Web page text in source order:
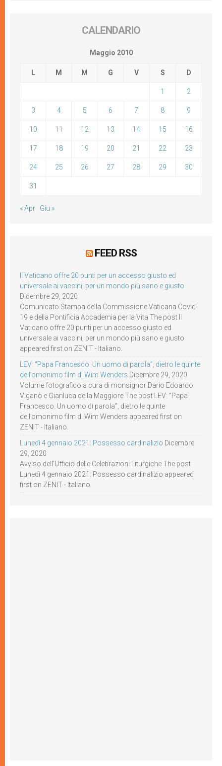
CALENDARIO
Maggio 2010
L M M G V S D
1 2
3 4 5 6 7 8 9
10 11 12 13 14 15 16
17 18 19 20 21 22 23
24 25 26 27 28 29 30
31
« Apr Giu »
FEED RSS
Il Vaticano offre 20 punti per un accesso giusto ed
universale ai vaccini, per un mondo più sano e giusto
Dicembre 29, 2020
Comunicato Stampa della Commissione Vaticana Covid-
19 e della Pontificia Accademia per la Vita The post Il
Vaticano offre 20 punti per un accesso giusto ed
universale ai vaccini, per un mondo più sano e giusto
appeared first on ZENIT - Italiano.
LEV: “Papa Francesco. Un uomo di parola”, dietro le quinte
dell’omonimo film di Wim Wenders Dicembre 29, 2020
Volume fotografico a cura di monsignor Dario Edoardo
Viganò e Gianluca della Maggiore The post LEV: “Papa
Francesco. Un uomo di parola”, dietro le quinte
dell’omonimo film di Wim Wenders appeared first on
ZENIT - Italiano.
Lunedì 4 gennaio 2021: Possesso cardinalizio Dicembre
29, 2020
Avviso dell’Ufficio delle Celebrazioni Liturgiche The post
Lunedì 4 gennaio 2021: Possesso cardinalizio appeared
first on ZENIT - Italiano.